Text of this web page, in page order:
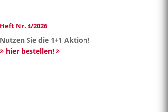
Heft Nr. 4/2026
Nutzen Sie die 1+1 Aktion!
hier bestellen!